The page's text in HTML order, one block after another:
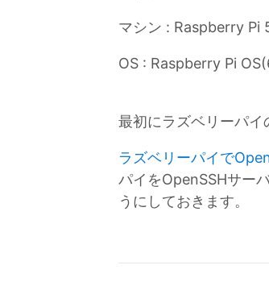
マシン : Raspberry Pi
OS : Raspberry Pi
最初にラズベリーパイ
ラズベリーパイで
パイをOpenSSHサー
うにしておきます。